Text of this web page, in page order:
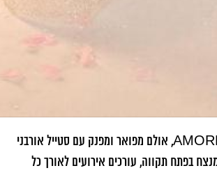
באולם האירועים AMORE, אולם מפואר ומפנק עם סטייל אורבני
בפתח תקווה, עורכים אירועים לאורך כל